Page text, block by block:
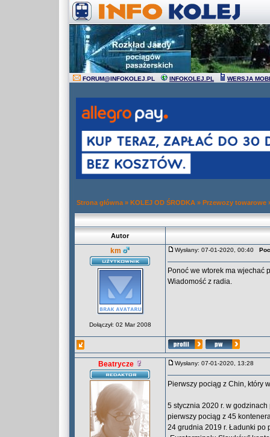
FORUM@INFOKOLEJ.PL INFOKOLEJ.PL WERSJA
Strona główna » KOLEJ OD ŚRODKA » Przewozy towarowe
Autor
km
Dołączył: 02 Mar 2008
Wysłany: 07-01-2020, 00:40
Ponoć we wtorek ma wjechać
Wiadomość z radia.
Beatrycze Wysłany: 07-01-2020, 13:28
Pierwszy pociąg z Chin, który
5 stycznia 2020 r. w
pierwszy pociąg z 45
24 grudnia 2019 r. Ładunki po